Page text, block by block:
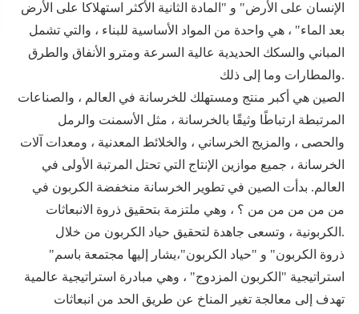
الإنسان على الأرض" و "المادة الثانية الأكثر استهلاكا على الأرض
بعد الماء" ، هي واحدة من المواد الأساسية للبناء ، والتي تشمل
المباني والسكك الحديدية عالية السرعة ومترو الأنفاق والطرق
والمطارات وما إلى ذلك.
الصين هي أكبر منتج ومستهلك للخرسانة في العالم ، والصناعات
المرتبطة ارتباطًا وثيقًا بالخرسانة ، مثل الأسمنت والرمل
والحصى ، والمزيج الخرساني ، والخلائط المعدنية ، ومعدات آلات
الخرسانة ، جميع موازين الإنتاج التي تحتل المرتبة الأولى في
العالم. بدأت الصين في تطوير الخرسانة منخفضة الكربون في
من من من من من ؟ ، وهي ملتزمة بتحقيق ذروة الانبعاثات
الكربونية ، وتسعى جاهدة لتحقيق حياد الكربون من خلال.
"ذروة الكربون" و "حياد الكربون"،يشار إليها مجتمعة باسم
استراتيجية "الكربون المزدوج" ، وهي مبادرة استراتيجية عالمية
تهدف إلى معالجة تغير المناخ عن طريق الحد من انبعاثات